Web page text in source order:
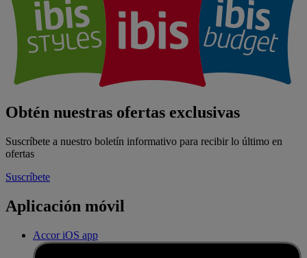
Obtén nuestras ofertas exclusivas
Suscríbete a nuestro boletín informativo para recibir lo último en
ofertas
Suscríbete
Aplicación móvil
Accor iOS app